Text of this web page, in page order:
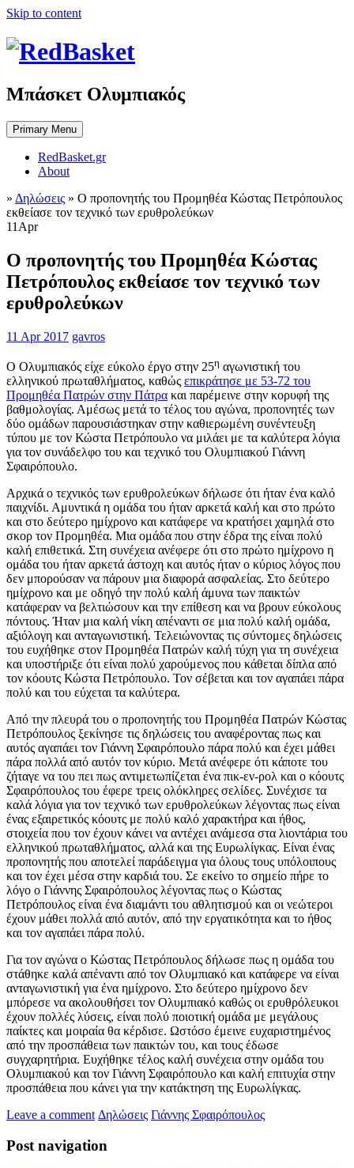
Skip to content
Μπάσκετ Ολυμπιακός
Primary Menu
RedBasket.gr
About
» Δηλώσεις » Ο προπονητής του Προμηθέα Κώστας Πετρόπουλος
εκθείασε τον τεχνικό των ερυθρολεύκων
11 Apr
Ο προπονητής του Προμηθέα Κώστας
Πετρόπουλος εκθείασε τον τεχνικό των
ερυθρολεύκων
11 Apr 2017 gavros
Ο Ολυμπιακός είχε εύκολο έργο στην 25η αγωνιστική του
ελληνικού πρωταθλήματος, καθώς επικράτησε με 53-72 του
Προμηθέα Πατρών στην Πάτρα και παρέμεινε στην κορυφή της
βαθμολογίας. Αμέσως μετά το τέλος του αγώνα, προπονητές των
δύο ομάδων παρουσιάστηκαν στην καθιερωμένη συνέντευξη
τύπου με τον Κώστα Πετρόπουλο να μιλάει με τα καλύτερα λόγια
για τον συνάδελφο του και τεχνικό του Ολυμπιακού Γιάννη
Σφαιρόπουλο.
Αρχικά ο τεχνικός των ερυθρολεύκων δήλωσε ότι ήταν ένα καλό
παιχνίδι. Αμυντικά η ομάδα του ήταν αρκετά καλή και στο πρώτο
και στο δεύτερο ημίχρονο και κατάφερε να κρατήσει χαμηλά στο
σκορ τον Προμηθέα. Μια ομάδα που στην έδρα της είναι πολύ
καλή επιθετικά. Στη συνέχεια ανέφερε ότι στο πρώτο ημίχρονο η
ομάδα του ήταν αρκετά άστοχη και αυτός ήταν ο κύριος λόγος που
δεν μπορούσαν να πάρουν μια διαφορά ασφαλείας. Στο δεύτερο
ημίχρονο και με οδηγό την πολύ καλή άμυνα των παικτών
κατάφεραν να βελτιώσουν και την επίθεση και να βρουν εύκολους
πόντους. Ήταν μια καλή νίκη απέναντι σε μια πολύ καλή ομάδα,
αξιόλογη και ανταγωνιστική. Τελειώνοντας τις σύντομες δηλώσεις
του ευχήθηκε στον Προμηθέα Πατρών καλή τύχη για τη συνέχεια
και υποστήριξε ότι είναι πολύ χαρούμενος που κάθεται δίπλα από
τον κόουτς Κώστα Πετρόπουλο. Τον σέβεται και τον αγαπάει πάρα
πολύ και του εύχεται τα καλύτερα.
Από την πλευρά του ο προπονητής του Προμηθέα Πατρών Κώστας
Πετρόπουλος ξεκίνησε τις δηλώσεις του αναφέροντας πως και
αυτός αγαπάει τον Γιάννη Σφαιρόπουλο πάρα πολύ και έχει μάθει
πάρα πολλά από αυτόν τον κύριο. Μετά ανέφερε ότι κάποτε του
ζήταγε να του πει πως αντιμετωπίζεται ένα πικ-εν-ρολ και ο κόουτς
Σφαιρόπουλος του έφερε τρεις ολόκληρες σελίδες. Συνέχισε τα
καλά λόγια για τον τεχνικό των ερυθρολεύκων λέγοντας πως είναι
ένας εξαιρετικός κόουτς με πολύ καλό χαρακτήρα και ήθος,
στοιχεία που τον έχουν κάνει να αντέχει ανάμεσα στα λιοντάρια του
ελληνικού πρωταθλήματος, αλλά και της Ευρωλίγκας. Είναι ένας
προπονητής που αποτελεί παράδειγμα για όλους τους υπόλοιπους
και τον έχει μέσα στην καρδιά του. Σε εκείνο το σημείο πήρε το
λόγο ο Γιάννης Σφαιρόπουλος λέγοντας πως ο Κώστας
Πετρόπουλος είναι ένα διαμάντι του αθλητισμού και οι νεώτεροι
έχουν μάθει πολλά από αυτόν, από την εργατικότητα και το ήθος
και τον αγαπάει πάρα πολύ.
Για τον αγώνα ο Κώστας Πετρόπουλος δήλωσε πως η ομάδα του
στάθηκε καλά απέναντι από τον Ολυμπιακό και κατάφερε να είναι
ανταγωνιστική για ένα ημίχρονο. Στο δεύτερο ημίχρονο δεν
μπόρεσε να ακολουθήσει τον Ολυμπιακό καθώς οι ερυθρόλευκοι
έχουν πολλές λύσεις, είναι πολύ ποιοτική ομάδα με μεγάλους
παίκτες και μοιραία θα κέρδισε. Ωστόσο έμεινε ευχαριστημένος
από την προσπάθεια των παικτών του, και τους έδωσε
συγχαρητήρια. Ευχήθηκε τέλος καλή συνέχεια στην ομάδα του
Ολυμπιακού και τον Γιάννη Σφαιρόπουλο και καλή επιτυχία στην
προσπάθεια που κάνει για την κατάκτηση της Ευρωλίγκας.
Leave a comment Δηλώσεις Γιάννης Σφαιρόπουλος
Post navigation